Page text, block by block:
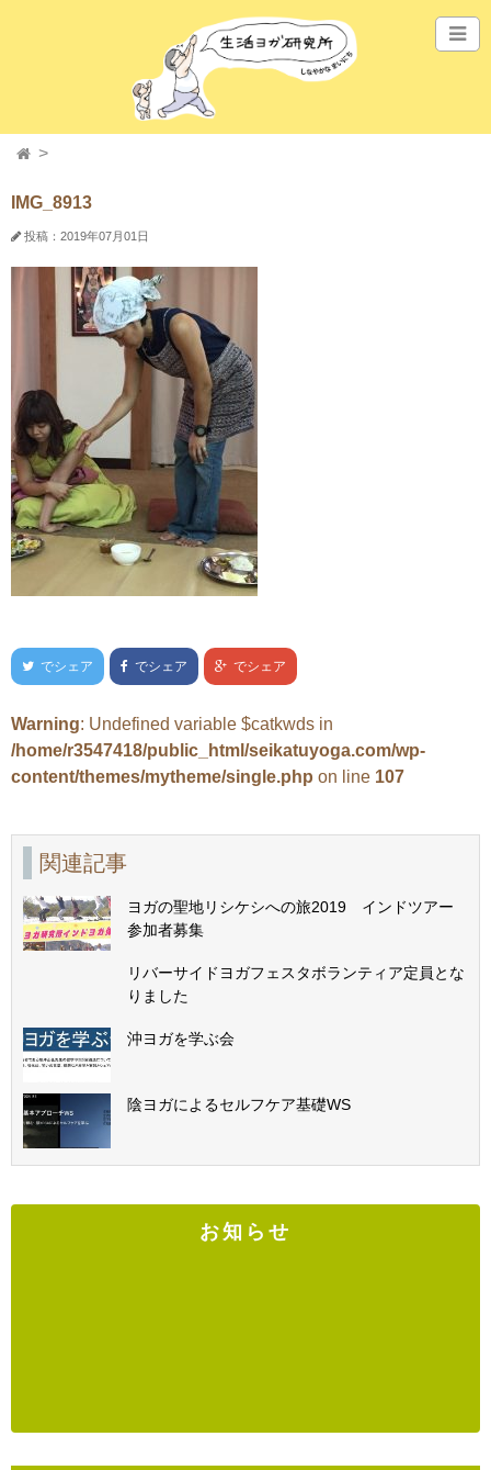
IMG_8913
投稿：2019年07月01日
でシェア でシェア でシェア
Warning: Undefined variable $catkwds in
/home/r3547418/public_html/seikatuyoga.com/wp-
content/themes/mytheme/single.php on line 107
関連記事
ヨガの聖地リシケシへの旅2019 インドツアー
参加者募集
リバーサイドヨガフェスタボランティア定員とな
りました
沖ヨガを学ぶ会
陰ヨガによるセルフケア基礎WS
お知らせ